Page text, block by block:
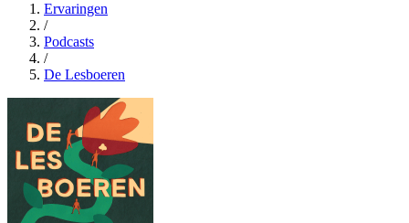
Ervaringen
/
Podcasts
/
De Lesboeren